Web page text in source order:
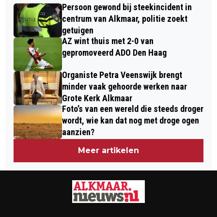
PRODUCTIVITEIT
MOERSLEUTEL VIERT JUBILEUM AAN
DE WERELDTOP
Persoon gewond bij steekincident in
centrum van Alkmaar, politie zoekt
getuigen
AZ wint thuis met 2-0 van
gepromoveerd ADO Den Haag
Organiste Petra Veenswijk brengt
minder vaak gehoorde werken naar
Grote Kerk Alkmaar
Foto’s van een wereld die steeds droger
wordt, wie kan dat nog met droge ogen
aanzien?
Meer artikelen